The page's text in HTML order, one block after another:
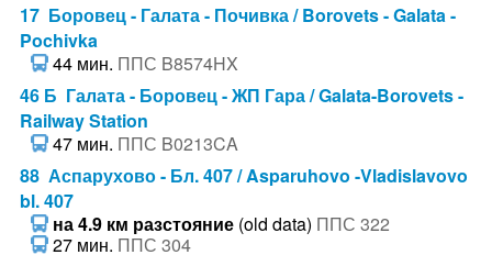
17 Боровец - Галата - Почивка / Borovets - Galata -
Pochivka
44 мин. ППС B8574HX
46 Б Галата - Боровец - ЖП Гара / Galata-Borovets -
Railway Station
47 мин. ППС B0213CA
88 Аспарухово - Бл. 407 / Asparuhovo -Vladislavovo
bl. 407
на 4.9 км разстояние(old data) ППС 322
27 мин. ППС 304